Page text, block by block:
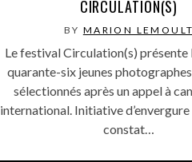
CIRCULATION(S)
BY MARION LEMOULT
Le festival Circulation(s) présente
quarante-six jeunes
sélectionnés après un appel à
international. Initiative d’envergure
constat…